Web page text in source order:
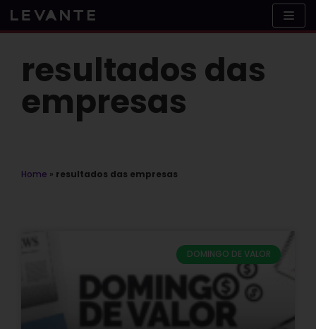
Skip
to
resultados das
empresas
Home » resultados das empresas
DOMINGO DE VALOR